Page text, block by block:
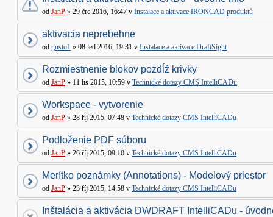
od JanP » 29 črc 2016, 16:47 v Instalace a aktivace IRONCAD produktů
aktivacia neprebehne
od gusto1 » 08 led 2016, 19:31 v Instalace a aktivace DraftSight
Rozmiestnenie blokov pozdĺž krivky
od JanP » 11 lis 2015, 10:59 v Technické dotazy CMS IntelliCADu
Workspace - vytvorenie
od JanP » 28 říj 2015, 07:48 v Technické dotazy CMS IntelliCADu
Podloženie PDF súboru
od JanP » 26 říj 2015, 09:10 v Technické dotazy CMS IntelliCADu
Merítko poznámky (Annotations) - Modelový priestor
od JanP » 23 říj 2015, 14:58 v Technické dotazy CMS IntelliCADu
Inštalácia a aktivácia DWDRAFT IntelliCADu -